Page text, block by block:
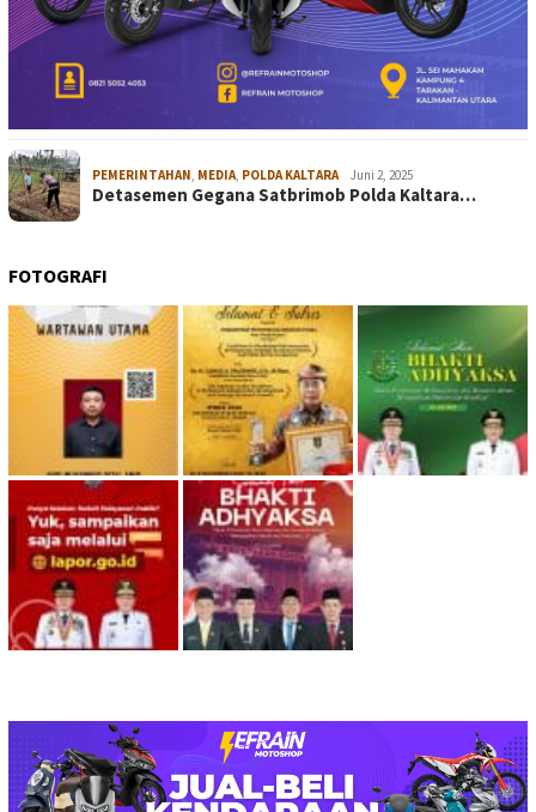
PEMERINTAHAN, MEDIA, POLDA KALTARA Juni 2, 2025
Detasemen Gegana Satbrimob Polda Kaltara…
FOTOGRAFI